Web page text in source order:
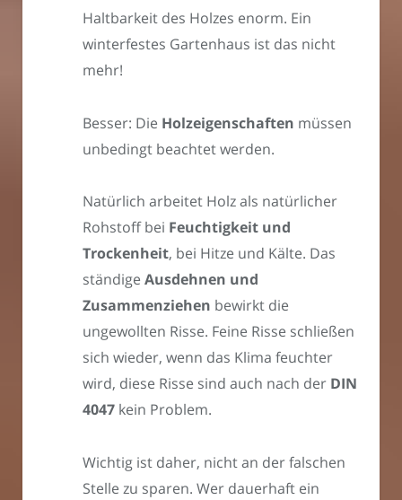
Haltbarkeit des Holzes enorm. Ein
winterfestes Gartenhaus ist das nicht
mehr!
Besser: Die Holzeigenschaften müssen
unbedingt beachtet werden.
Natürlich arbeitet Holz als natürlicher
Rohstoff bei Feuchtigkeit und
Trockenheit, bei Hitze und Kälte. Das
ständige Ausdehnen und
Zusammenziehen bewirkt die
ungewollten Risse. Feine Risse schließen
sich wieder, wenn das Klima feuchter
wird, diese Risse sind auch nach der DIN
4047 kein Problem.
Wichtig ist daher, nicht an der falschen
Stelle zu sparen. Wer dauerhaft ein